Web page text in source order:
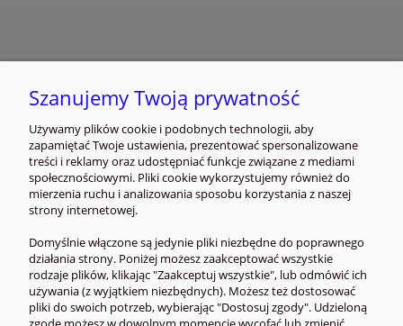
POMOC
MOJE KONTO
Szanujemy Twoją prywatność
Używamy plików cookie i podobnych technologii, aby
zapamiętać Twoje ustawienia, prezentować spersonalizowane
treści i reklamy oraz udostępniać funkcje związane z mediami
społecznościowymi. Pliki cookie wykorzystujemy również do
mierzenia ruchu i analizowania sposobu korzystania z naszej
strony internetowej.
Domyślnie włączone są jedynie pliki niezbędne do poprawnego
działania strony. Poniżej możesz zaakceptować wszystkie
rodzaje plików, klikając "Zaakceptuj wszystkie", lub odmówić ich
używania (z wyjątkiem niezbędnych). Możesz też dostosować
pliki do swoich potrzeb, wybierając "Dostosuj zgody". Udzieloną